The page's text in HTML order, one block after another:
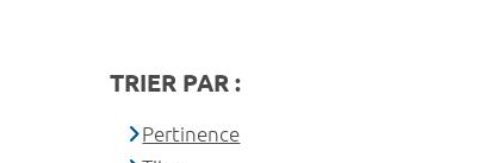
TRIER PAR :
Pertinence